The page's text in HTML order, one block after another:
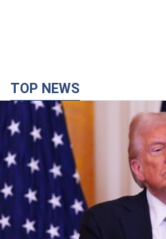
TOP NEWS